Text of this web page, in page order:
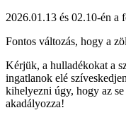
2026.01.13 és 02.10-én a
Fontos változás, hogy a
Kérjük, a hulladékokat a
ingatlanok elé
kihelyezni úgy, hogy az
akadályozza!